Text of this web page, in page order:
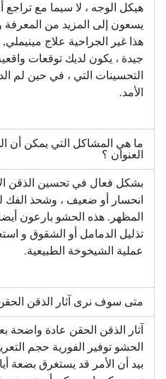
هيكل الوجه ، لا سيما مع
يسعون إلى المزيد من المعرفة
هذا غير الجراحية علاج
جيدة ، يكون لديك توقعات
التحسينات التي ، في حين لم
الأمد.
ما هي المشاكل التي يمكن أن
العنوان ؟
بشكل فعال في تحسين الذقن
انحسار أو ضعيف ، وشحذ الفك
المظهر. هذه الحشو بارعون
تذليل الدمامل أو الشقوق و
عملية الشيخوخة الطبيعية.
متى سوف نرى آثار الذقن
آثار الذقن الحقن عادة واضحة
الحشو توفير الفورية حجم
بيد أن الأمر قد يستغرق بضعة